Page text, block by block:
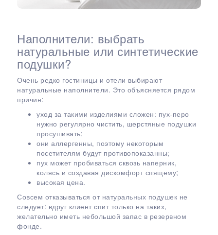
Наполнители: выбрать
натуральные или синтетические
подушки?
Очень редко гостиницы и отели выбирают
натуральные наполнители. Это объясняется рядом
причин:
уход за такими изделиями сложен: пух-перо
нужно регулярно чистить, шерстяные подушки
просушивать;
они аллергенны, поэтому некоторым
посетителям будут противопоказанны;
пух может пробиваться сквозь наперник,
колясь и создавая дискомфорт спящему;
высокая цена.
Совсем отказываться от натуральных подушек не
следует: вдруг клиент спит только на таких,
желательно иметь небольшой запас в резервном
фонде.